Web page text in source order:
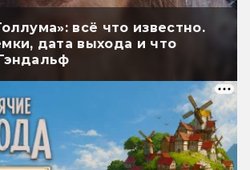
всё что известно.
дата выхода и что